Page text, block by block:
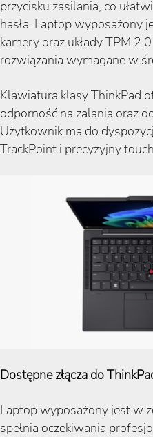
przycisku zasilania, co
hasła. Laptop wyposażony
kamery oraz układy TPM
rozwiązania wymagane w
Klawiatura klasy ThinkPad
odporność na zalania oraz
Użytkownik ma do
TrackPoint i precyzyjny
Dostępne złącza do
Laptop wyposażony jest w
spełnia oczekiwania